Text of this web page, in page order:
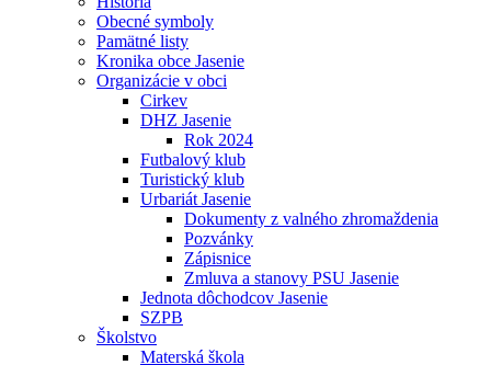
Obecné symboly
Pamätné listy
Kronika obce Jasenie
Organizácie v obci
Cirkev
DHZ Jasenie
Rok 2024
Futbalový klub
Turistický klub
Urbariát Jasenie
Dokumenty z valného zhromaždenia
Pozvánky
Zápisnice
Zmluva a stanovy PSU Jasenie
Jednota dôchodcov Jasenie
SZPB
Školstvo
Materská škola